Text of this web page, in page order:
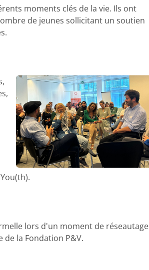
moments clés de la vie. Ils ont
de jeunes sollicitant un soutien
lors d'un moment de réseautage
de la Fondation P&V.